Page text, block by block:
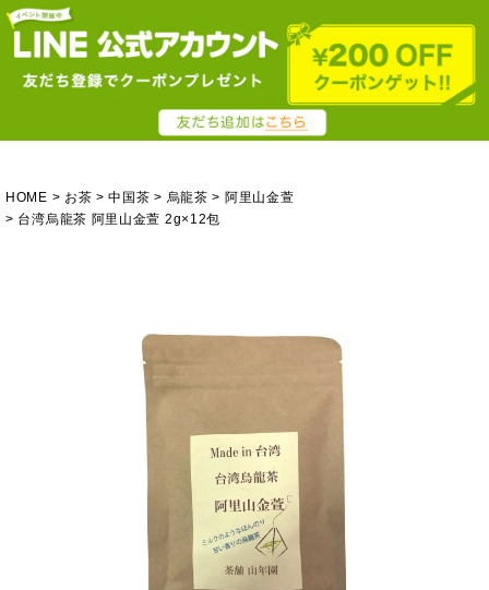
HOME お茶 中国茶 烏龍茶
阿里山金萱
台湾烏龍茶 阿里山金萱 2g×12包